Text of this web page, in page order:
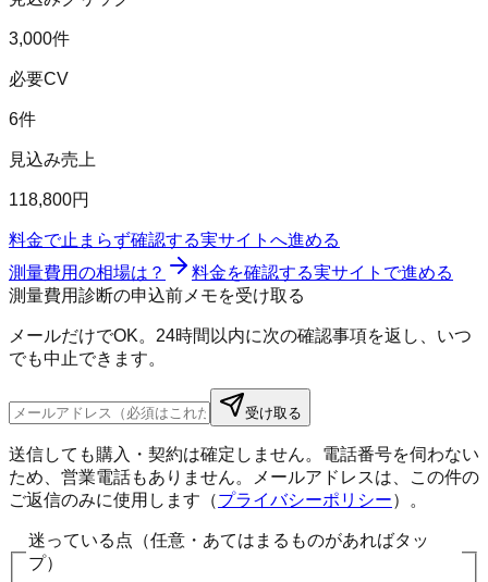
3,000件
必要CV
6件
見込み売上
118,800円
料金で止まらず確認する実サイトへ進める
測量費用の相場は？
料金を確認する実サイトで進める
測量費用診断の申込前メモを受け取る
メールだけでOK。24時間以内に次の確認事項を返し、いつ
でも中止できます。
受け取る
送信しても購入・契約は確定しません。電話番号を伺わない
ため、営業電話もありません。メールアドレスは、この件の
ご返信のみに使用します（プライバシーポリシー）。
迷っている点（任意・あてはまるものがあればタッ
プ）